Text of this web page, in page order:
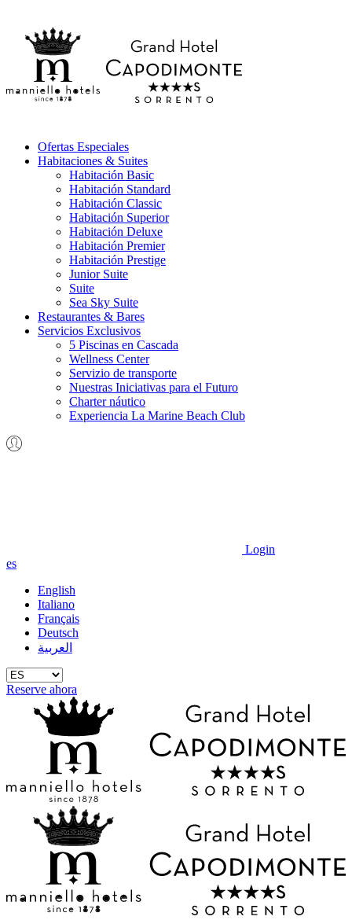
Ofertas Especiales
Habitaciones & Suites
Habitación Basic
Habitación Standard
Habitación Classic
Habitación Superior
Habitación Deluxe
Habitación Premier
Habitación Prestige
Junior Suite
Suite
Sea Sky Suite
Restaurantes & Bares
Servicios Exclusivos
5 Piscinas en Cascada
Wellness Center
Servizio de transporte
Nuestras Iniciativas para el Futuro
Charter náutico
Experiencia La Marine Beach Club
Login
es
English
Italiano
Français
Deutsch
العربية
Reserve ahora